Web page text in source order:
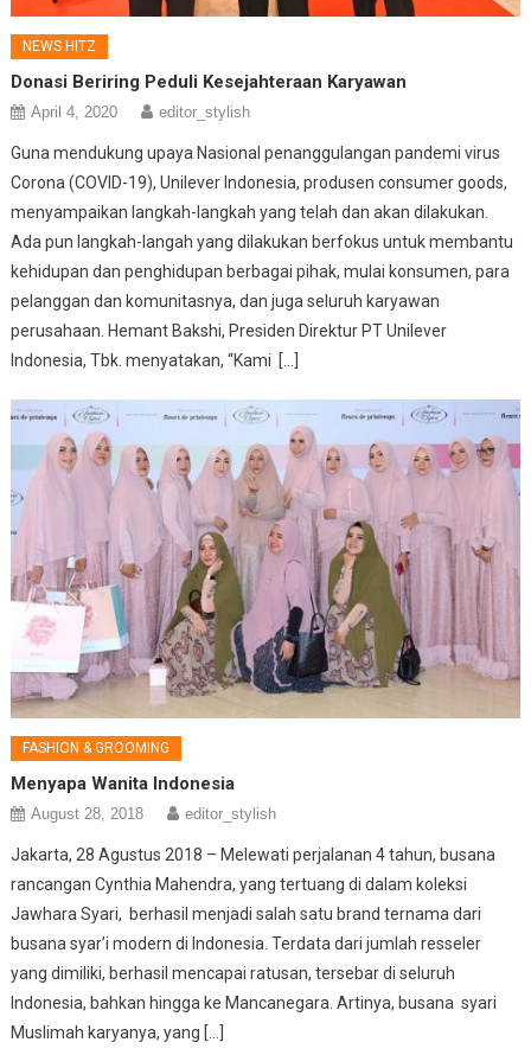
NEWS HITZ
Donasi Beriring Peduli Kesejahteraan Karyawan
April 4, 2020 editor_stylish
Guna mendukung upaya Nasional penanggulangan pandemi virus
Corona (COVID-19), Unilever Indonesia, produsen consumer goods,
menyampaikan langkah-langkah yang telah dan akan dilakukan.
Ada pun langkah-langah yang dilakukan berfokus untuk membantu
kehidupan dan penghidupan berbagai pihak, mulai konsumen, para
pelanggan dan komunitasnya, dan juga seluruh karyawan
perusahaan. Hemant Bakshi, Presiden Direktur PT Unilever
Indonesia, Tbk. menyatakan, “Kami […]
FASHION & GROOMING
Menyapa Wanita Indonesia
August 28, 2018 editor_stylish
Jakarta, 28 Agustus 2018 – Melewati perjalanan 4 tahun, busana
rancangan Cynthia Mahendra, yang tertuang di dalam koleksi
Jawhara Syari, berhasil menjadi salah satu brand ternama dari
busana syar’i modern di Indonesia. Terdata dari jumlah resseler
yang dimiliki, berhasil mencapai ratusan, tersebar di seluruh
Indonesia, bahkan hingga ke Mancanegara. Artinya, busana syari
Muslimah karyanya, yang […]